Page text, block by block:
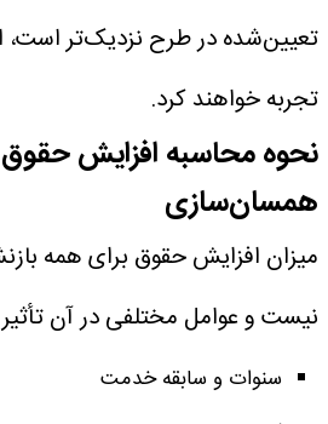
تعیین‌شده در طرح نزدیک‌تر است،
تجربه خواهند کرد.
نحوه محاسبه افزایش
همسان‌سازی
میزان افزایش حقوق برای همه
نیست و عوامل مختلفی در آن تأثیر
سنوات و سابقه خدمت